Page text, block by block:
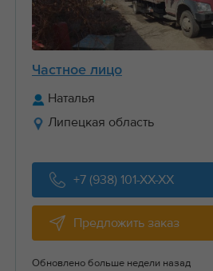
Частное лицо
Наталья
Липецкая область
+7 (938) 101-XX-XX
Предложить заказ
Обновлено больше недели назад